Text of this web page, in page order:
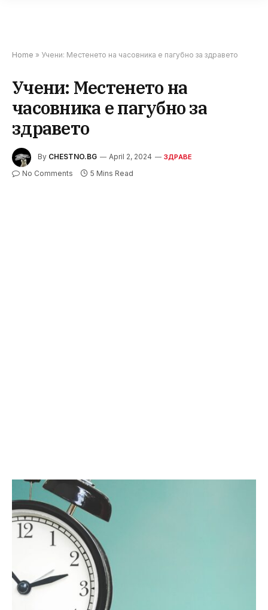
Home » Учени: Местенето на часовника е пагубно за здравето
Учени: Местенето на
часовника е пагубно за
здравето
By CHESTNO.BG April 2, 2024 ЗДРАВЕ
No Comments 5 Mins Read